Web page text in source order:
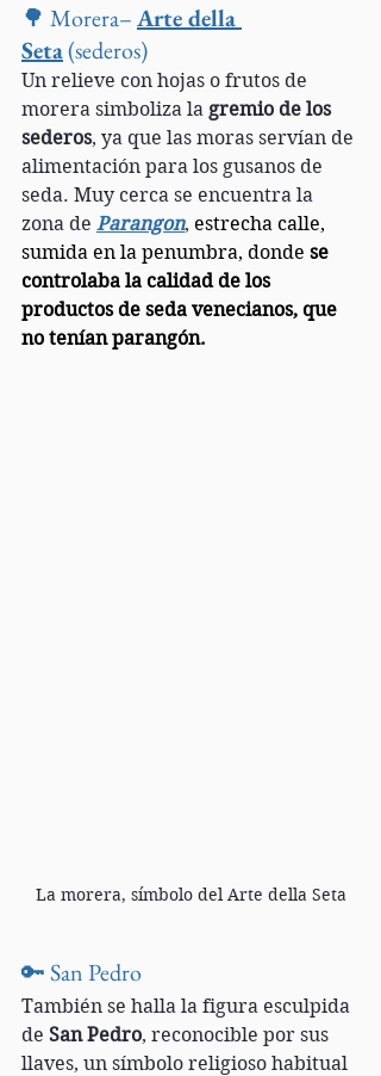
🌳 Morera– Arte della
Seta (sederos)
Un relieve con hojas o frutos de
morera simboliza la gremio de los
sederos, ya que las moras servían de
alimentación para los gusanos de
seda. Muy cerca se encuentra la
zona de Parangon, estrecha calle,
sumida en la penumbra, donde se
controlaba la calidad de los
productos de seda venecianos, que
no tenían parangón.
La morera, símbolo del Arte della Seta
🔑 San Pedro
También se halla la figura esculpida
de San Pedro, reconocible por sus
llaves, un símbolo religioso habitual